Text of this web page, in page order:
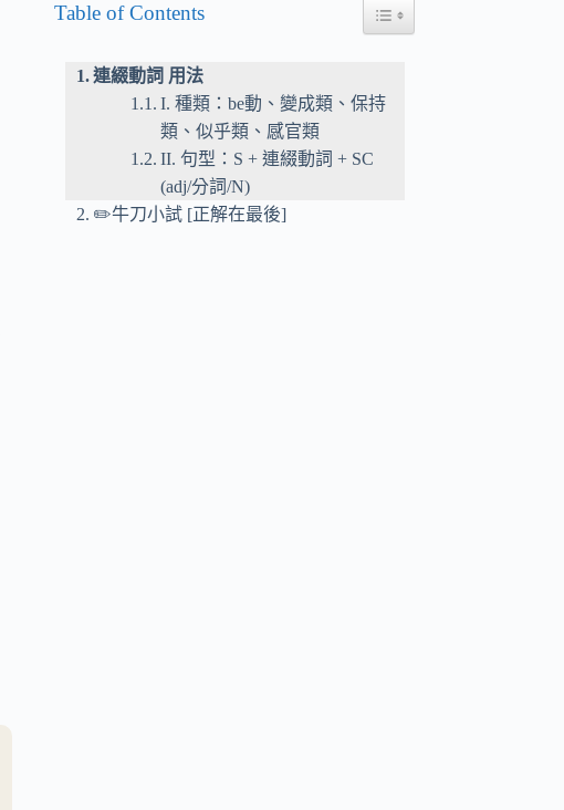
Table of Contents Toggle Table of Content
連綴動詞 用法
I. 種類：be動、變成類、保持
類、似乎類、感官類
II. 句型：S + 連綴動詞 + SC
(adj/分詞/N)
✏️牛刀小試 [正解在最後]